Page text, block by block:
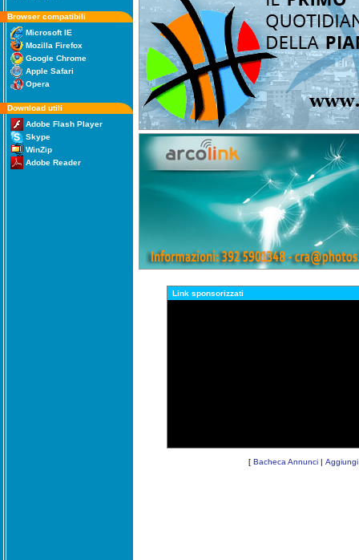
Browser compatibili
Microsoft IE
Mozilla Firefox
Google Chrome
Apple Safari
Opera
Download utili
Adobe Flash Player
Skype
WinZip
Adobe Reader
Link sponsorizzati
[ Bacheca Annunci|